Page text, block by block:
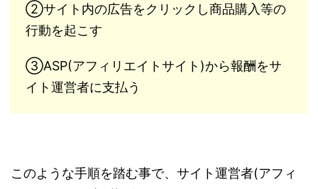
②サイト内の広告をクリックし商品購入等の
行動を起こす
③ASP(アフィリエイトサイト)から報酬をサ
イト運営者に支払う
このような手順を踏む事で、サイト運営者(アフィ